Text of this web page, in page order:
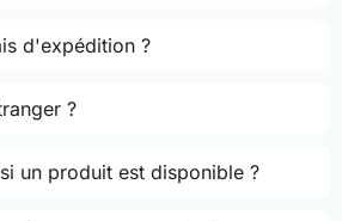
d'expédition ?
?
un produit est disponible ?